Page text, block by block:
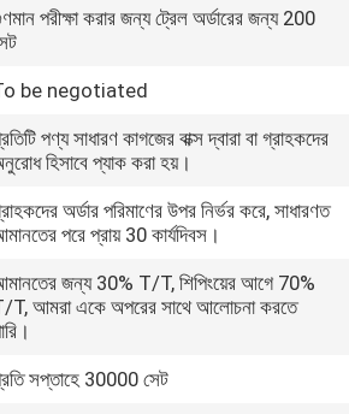
পরীক্ষা করার জন্য ট্রেল অর্ডারের জন্য 200
be negotiated
পণ্য সাধারণ কাগজের বাক্স দ্বারা বা গ্রাহকদের
হিসাবে প্যাক করা হয়।
অর্ডার পরিমাণের উপর নির্ভর করে, সাধারণত
পরে প্রায় 30 কার্যদিবস।
জন্য 30% T/T, শিপিংয়ের আগে 70%
T, আমরা একে অপরের সাথে আলোচনা করতে
সপ্তাহে 30000 সেট